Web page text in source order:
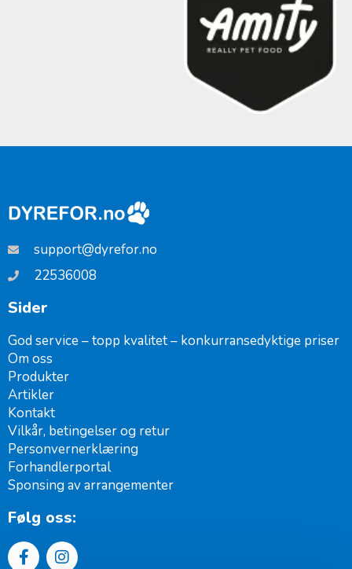
support@dyrefor.no
22536008
Sider
God service – topp kvalitet – konkurransedyktige priser
Om oss
Produkter
Artikler
Kontakt
Vilkår, betingelser og retur
Personvernerklæring
Forhandlerportal
Sponsing av arrangementer ​
Følg oss: